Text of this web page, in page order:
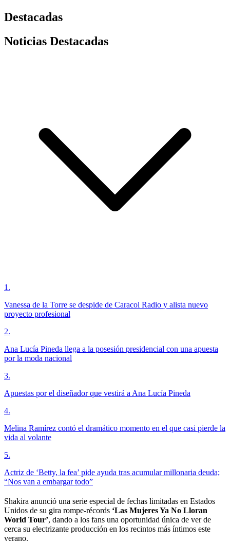
Destacadas
Noticias Destacadas
1 .
Vanessa de la Torre se despide de Caracol Radio y alista nuevo
proyecto profesional
2.
Ana Lucía Pineda llega a la posesión presidencial con una apuesta
por la moda nacional
3.
Apuestas por el diseñador que vestirá a Ana Lucía Pineda
4.
Melina Ramírez contó el dramático momento en el que casi pierde la
vida al volante
5.
Actriz de ‘Betty, la fea’ pide ayuda tras acumular millonaria deuda;
“Nos van a embargar todo”
Shakira anunció una serie especial de fechas limitadas en Estados
Unidos de su gira rompe-récords ‘Las Mujeres Ya No Lloran
World Tour’, dando a los fans una oportunidad única de ver de
cerca su electrizante producción en los recintos más íntimos este
verano.